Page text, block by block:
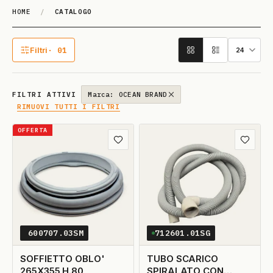
HOME / CATALOGO
Catalogo
Filtri · 01
1 filtro attivo
FILTRI ATTIVI
Marca: OCEAN BRAND
RIMUOVI TUTTI I FILTRI
OFFERTA
Aggiungi ai preferiti
600707.03SM
SOFFIETTO OBLO'
712601.01SG
TUBO SCARICO